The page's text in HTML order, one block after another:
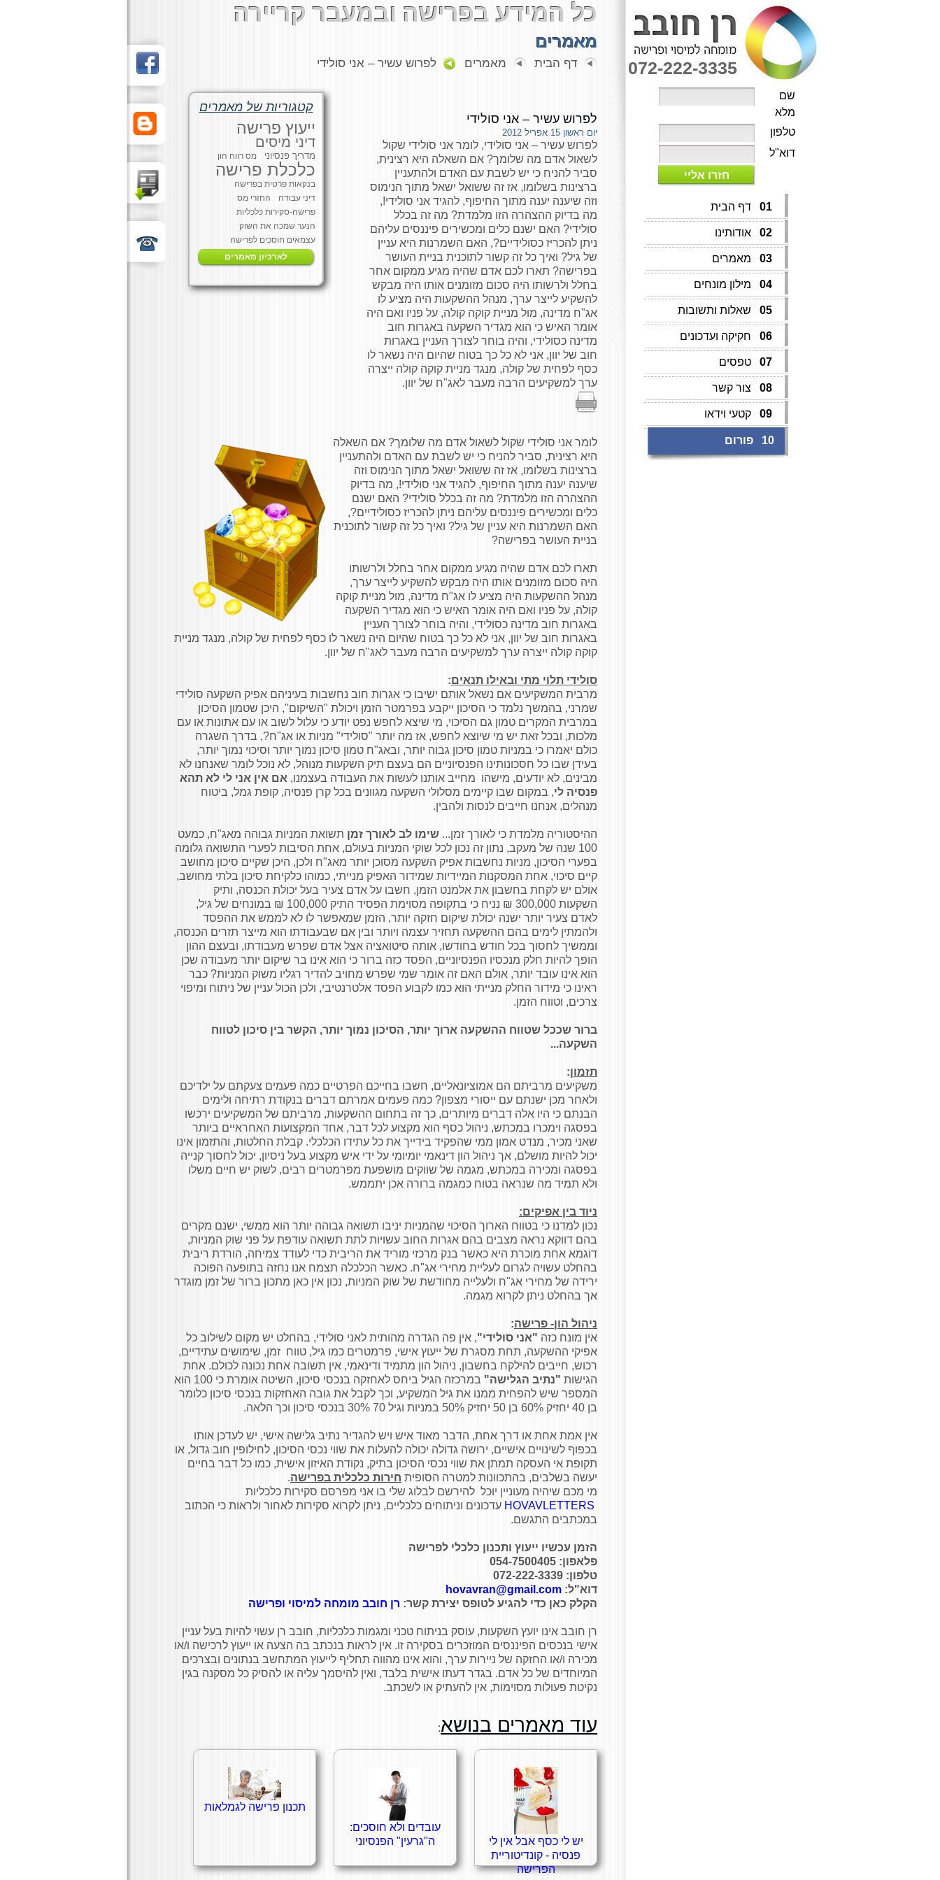
072-222-3335
שם
מלא
טלפון
דוא"ל
חזרו אליי
01 דף הבית
02 אודותינו
03 מאמרים
04 מילון מונחים
05 שאלות ותשובות
06 חקיקה ועדכונים
07 טפסים
08 צור קשר
09 קטעי וידאו
10 פורום
כל המידע בפרישה ובמעבר קריירה
מאמרים
דף הבית מאמרים לפרוש עשיר – אני סולידי
לפרוש עשיר – אני סולידי
יום ראשון 15 אפריל 2012
לפרוש עשיר – אני סולידי, לומר אני סולידי שקול
לשאול אדם מה שלומך? אם השאלה היא רצינית,
סביר להניח כי יש לשבת עם האדם ולהתעניין
ברצינות בשלומו, אז זה ששואל ישאל מתוך הנימוס
וזה שיענה יענה מתוך החיפוף, להגיד אני סולידי!,
מה בדיוק ההצהרה הזו מלמדת? מה זה בכלל
סולידי? האם ישנם כלים ומכשירים פיננסים עליהם
ניתן להכריז כסולידיים?, האם השמרנות היא עניין
של גיל? ואיך כל זה קשור לתוכנית בניית העושר
בפרישה? תארו לכם אדם שהיה מגיע ממקום אחר
בחלל ולרשותו היה סכום מזומנים אותו היה מבקש
להשקיע לייצר ערך, מנהל ההשקעות היה מציע לו
אג"ח מדינה, מול מניית קוקה קולה, על פניו ואם היה
אומר האיש כי הוא מגדיר השקעה באגרות חוב
מדינה כסולידי, והיה בוחר לצורך העניין באגרות
חוב של יוון, אני לא כל כך בטוח שהיום היה נשאר לו
כסף לפחית של קולה, מנגד מניית קוקה קולה ייצרה
ערך למשקיעים הרבה מעבר לאג"ח של יוון.
קטגוריות של מאמרים
ייעוץ פרישה
דיני מיסים
מדריך פנסיוני מס רווח הון
כלכלת פרישה
בנקאות פרטית בפרישה
דיני עבודה
החזרי מס
פרישה-סקירות כלכליות
הנער שמכה את השוק
עצמאים חוסכים לפרישה
לארכיון מאמרים
לומר אני סולידי שקול לשאול אדם מה שלומך? אם השאלה
היא רצינית, סביר להניח כי יש לשבת עם האדם ולהתעניין
ברצינות בשלומו, אז זה ששואל ישאל מתוך הנימוס וזה
שיענה יענה מתוך החיפוף, להגיד אני סולידי!, מה בדיוק
ההצהרה הזו מלמדת? מה זה בכלל סולידי? האם ישנם
כלים ומכשירים פיננסים עליהם ניתן להכריז כסולידיים?,
האם השמרנות היא עניין של גיל? ואיך כל זה קשור לתוכנית
בניית העושר בפרישה?
תארו לכם אדם שהיה מגיע ממקום אחר בחלל ולרשותו
היה סכום מזומנים אותו היה מבקש להשקיע לייצר ערך,
מנהל ההשקעות היה מציע לו אג"ח מדינה, מול מניית קוקה
קולה, על פניו ואם היה אומר האיש כי הוא מגדיר השקעה
באגרות חוב מדינה כסולידי, והיה בוחר לצורך העניין
באגרות חוב של יוון, אני לא כל כך בטוח שהיום היה נשאר לו כסף לפחית של קולה, מנגד מניית
קוקה קולה ייצרה ערך למשקיעים הרבה מעבר לאג"ח של יוון.
סולידי תלוי מתי ובאילו תנאים:
מרבית המשקיעים אם נשאל אותם ישיבו כי אגרות חוב נחשבות בעיניהם אפיק השקעה סולידי
שמרני, בהמשך נלמד כי הסיכון ייקבע בפרמטר הזמן ויכולת "השיקום", היכן שטמון הסיכון
במרבית המקרים טמון גם הסיכוי, מי שיצא לחפש נפט יודע כי עלול לשוב או עם אתונות או עם
מלכות, ובכל זאת יש מי שיוצא לחפש, אז מה יותר "סולידי" מניות או אג"ח?, בדרך השגרה
כולם יאמרו כי במניות טמון סיכון גבוה יותר, ובאג"ח טמון סיכון נמוך יותר וסיכוי נמוך יותר,
בעידן שבו כל חסכונותינו הפנסיוניים הם בעצם תיק השקעות מנוהל, לא נוכל לומר שאנחנו לא
מבינים, לא יודעים, מישהו מחייב אותנו לעשות את העבודה בעצמנו, אם אין אני לי לא תהא
פנסיה לי, במקום שבו קיימים מסלולי השקעה מגוונים בכל קרן פנסיה, קופת גמל, ביטוח
מנהלים, אנחנו חייבים לנסות ולהבין.
ההיסטוריה מלמדת כי לאורך זמן... שימו לב לאורך זמן תשואת המניות גבוהה מאג"ח, כמעט
100 שנה של מעקב, נתון זה נכון לכל שוקי המניות בעולם, אחת הסיבות לפערי התשואה גלומה
בפערי הסיכון, מניות נחשבות אפיק השקעה מסוכן יותר מאג"ח ולכן, היכן שקיים סיכון מחושב
קיים סיכוי, אחת המסקנות המיידיות שמידור האפיק מנייתי, כמוהו כלקיחת סיכון בלתי מחושב,
אולם יש לקחת בחשבון את אלמנט הזמן, חשבו על אדם צעיר בעל יכולת הכנסה, ותיק
השקעות 300,000 ₪ נניח כי בתקופה מסוימת הפסיד התיק 100,000 ₪ במונחים של גיל,
לאדם צעיר יותר ישנה יכולת שיקום חזקה יותר, הזמן שמאפשר לו לא לממש את ההפסד
ולהמתין לימים בהם ההשקעה תחזיר עצמה ויותר ובין אם שבעבודתו הוא מייצר תזרים הכנסה,
וממשיך לחסוך בכל חודש בחודשו, אותה סיטואציה אצל אדם שפרש מעבודתו, ובעצם ההון
הופך להיות חלק מנכסיו הפנסיוניים, הפסד כזה ברור כי הוא אינו בר שיקום יותר מעבודה שכן
הוא אינו עובד יותר, אולם האם זה אומר שמי שפרש מחויב להדיר רגליו משוק המניות? כבר
ראינו כי מידור החלק מנייתי הוא כמו לקבוע הפסד אלטרנטיבי, ולכן הכול עניין של ניתוח ומיפוי
צרכים, וטווח הזמן.
ברור שככל שטווח ההשקעה ארוך יותר, הסיכון נמוך יותר, הקשר בין סיכון לטווח
השקעה...
תזמון:
משקיעים מרביתם הם אמוציונאליים, חשבו בחייכם הפרטיים כמה פעמים צעקתם על ילדיכם
ולאחר מכן ישנתם עם ייסורי מצפון? כמה פעמים אמרתם דברים בנקודת רתיחה ולימים
הבנתם כי היו אלה דברים מיותרים, כך זה בתחום ההשקעות, מרביתם של המשקיעים ירכשו
בפסגה וימכרו במכתש, ניהול כסף הוא מקצוע לכל דבר, אחד המקצועות האחראיים ביותר
שאני מכיר, מנדט אמון ממי שהפקיד בידייך את כל עתידו הכלכלי. קבלת החלטות, והתזמון אינו
יכול להיות מושלם, אך ניהול הון דינאמי יומיומי על ידי איש מקצוע בעל ניסיון, יכול לחסוך קנייה
בפסגה ומכירה במכתש, מגמה של שווקים מושפעת מפרמטרים רבים, לשוק יש חיים משלו
ולא תמיד מה שנראה בטוח כמגמה ברורה אכן יתממש.
ניוד בין אפיקים:
נכון למדנו כי בטווח הארוך הסיכוי שהמניות יניבו תשואה גבוהה יותר הוא ממשי, ישנם מקרים
בהם דווקא נראה מצבים בהם אגרות החוב עשויות לתת תשואה עודפת על פני שוק המניות,
דוגמא אחת מוכרת היא כאשר בנק מרכזי מוריד את הריבית כדי לעודד צמיחה, הורדת ריבית
בהחלט עשויה לגרום לעליית מחירי אג"ח. כאשר הכלכלה תצמח אנו נחזה בתופעה הפוכה
ירידה של מחירי אג"ח ולעלייה מחודשת של שוק המניות, נכון אין כאן מתכון ברור של זמן מוגדר
אך בהחלט ניתן לקרוא מגמה.
ניהול הון- פרישה:
אין מונח כזה "אני סולידי", אין פה הגדרה מהותית לאני סולידי, בהחלט יש מקום לשילוב כל
אפיקי ההשקעה, תחת מסגרת של ייעוץ אישי, פרמטרים כמו גיל, טווח זמן, שימושים עתידיים,
רכוש, חייבים להילקח בחשבון, ניהול הון מתמיד ודינאמי, אין תשובה אחת נכונה לכולם. אחת
הגישות "נתיב הגלישה"
במרכזה הגיל ביחס לאחזקה בנכסי סיכון, השיטה אומרת כי 100 הוא
המספר שיש להפחית ממנו את גיל המשקיע, וכך לקבל את גובה האחזקות בנכסי סיכון כלומר
בן 40 יחזיק 60% בן 50 יחזיק 50% במניות וגיל 70 30% בנכסי סיכון וכך הלאה.
אין אמת אחת או דרך אחת, הדבר מאוד איש ויש להגדיר נתיב גלישה אישי, יש לעדכן אותו
בכפוף לשינויים אישיים, ירושה גדולה יכולה להעלות את שווי נכסי הסיכון, לחילופין חוב גדול, או
תקופת אי העסקה תמתן את שווי נכסי הסיכון בתיק, נקודת האיזון אישית, כמו כל דבר בחיים
יעשה בשלבים, בהתכוונות למטרה הסופית חירות כלכלית בפרישה.
מי מכם שיהיה מעוניין יוכל להירשם לבלוג שלי בו אני מפרסם סקירות כלכליות
HOVAVLETTERS עדכונים וניתוחים כלכליים, ניתן לקרוא סקירות לאחור ולראות כי הכתוב
במכתבים התגשם.
הזמן עכשיו ייעוץ ותכנון כלכלי לפרישה
פלאפון: 054-7500405
טלפון: 072-222-3339
דוא"ל: hovavran@gmail.com
הקלק כאן כדי להגיע לטופס יצירת קשר: רן חובב מומחה למיסוי ופרישה
רן חובב אינו יועץ השקעות, עוסק בניתוח טכני ומגמות כלכליות, חובב רן עשוי להיות בעל עניין
אישי בנכסים הפיננסים המוזכרים בסקירה זו. אין לראות בנכתב בה הצעה או ייעוץ לרכישה ו/או
מכירה ו/או החזקה של ניירות ערך, והוא אינו מהווה תחליף לייעוץ המתחשב בנתונים ובצרכים
המיוחדים של כל אדם. בגדר דעתו אישית בלבד, ואין להיסמך עליה או להסיק כל מסקנה בגין
נקיטת פעולות מסוימות, אין להעתיק או לשכתב.
עוד מאמרים בנושא:
יש לי כסף אבל אין לי
פנסיה - קונדיטוריית
הפרישה
עובדים ולא חוסכים:
ה"גרעין" הפנסיוני
תכנון פרישה לגמלאות